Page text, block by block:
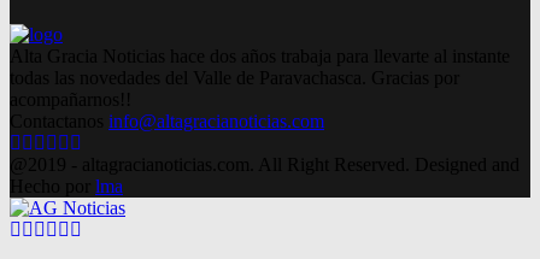
Alta Gracia Noticias hace dos años trabaja para llevarte al instante
todas las novedades del Valle de Paravachasca. Gracias por
acompañarnos!!
Contactanos info@altagracianoticias.com
Facebook
Twitter
Instagram
Pinterest
Google
@2019 - altagracianoticias.com. All Right Reserved. Designed and
Hecho por lma
Facebook
Twitter
Instagram
Pinterest
Google